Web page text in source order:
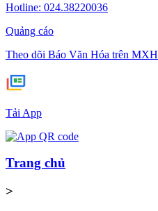
Hotline: 024.38220036
Quảng cáo
Theo dõi Báo Văn Hóa trên MXH
Tải App
Trang chủ
>